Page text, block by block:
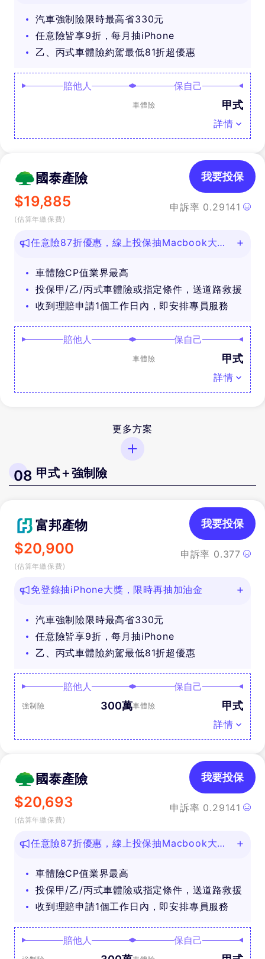
汽車強制險限時最高省330元
任意險皆享9折，每月抽iPhone
乙、丙式車體險約駕最低81折超優惠
賠他人 保自己
車體險 甲式
詳情
國泰產險
$19,885
(估算年繳保費)
申訴率 0.29141
我要投保
任意險87折優惠，線上投保抽Macbook大
車體險CP值業界最高
投保甲/乙/丙式車體險或指定條件，送道路救援
收到理賠申請1個工作日內，即安排專員服務
賠他人 保自己
車體險 甲式
詳情
更多方案
08 甲式＋強制險
富邦產物
$20,900
(估算年繳保費)
申訴率 0.377
我要投保
免登錄抽iPhone大獎，限時再抽加油金
汽車強制險限時最高省330元
任意險皆享9折，每月抽iPhone
乙、丙式車體險約駕最低81折超優惠
賠他人
強制險 300萬
保自己
車體險 甲式
詳情
國泰產險
$20,693
(估算年繳保費)
申訴率 0.29141
我要投保
任意險87折優惠，線上投保抽Macbook大
車體險CP值業界最高
投保甲/乙/丙式車體險或指定條件，送道路救援
收到理賠申請1個工作日內，即安排專員服務
賠他人 保自己